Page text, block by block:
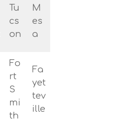
Tu
cs
on
M
es
a
Fo
rt
S
mi
th
Fa
yet
tev
ille